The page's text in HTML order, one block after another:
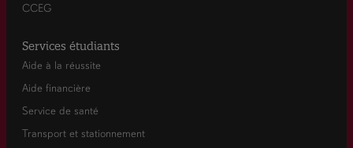
CCEG
Services étudiants
Aide à la réussite
Aide financière
Service de santé
Transport et stationnement